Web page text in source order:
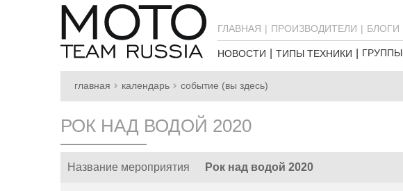
ГЛАВНАЯ ПРОИЗВОДИТЕЛИ БЛОГИ
НОВОСТИ ТИПЫ ТЕХНИКИ ГРУППЫ
главная календарь событие (вы здесь)
РОК НАД ВОДОЙ 2020
Название мероприятия Рок над водой 2020